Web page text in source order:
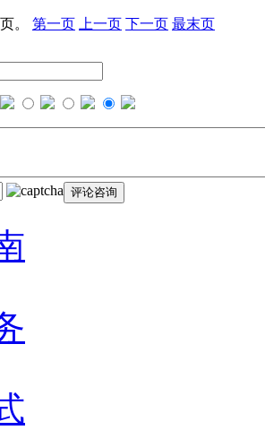
。 第一页 上一页 下一页 最末页